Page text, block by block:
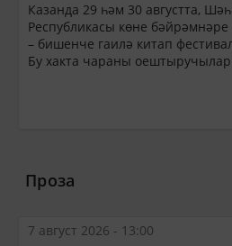
Казанда 29 һәм 30 августта,
Республикасы көне
– бишенче гаилә китап
Бу хакта чараны оештыручылар
Проза
7 август 2026 - 13:00